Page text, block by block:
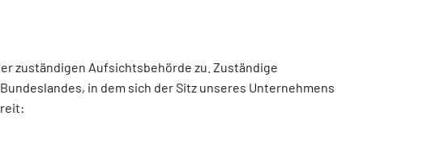
zuständigen Aufsichtsbehörde zu. Zuständige
in dem sich der Sitz unseres Unternehmens